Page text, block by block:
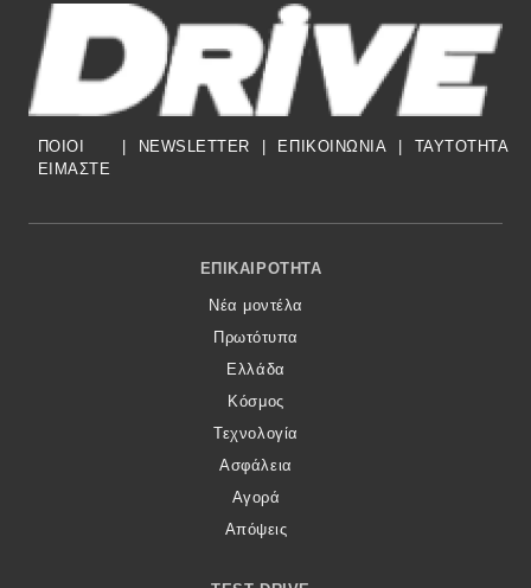
ΠΟΙΟΙ
ΕΙΜΑΣΤΕ
NEWSLETTER ΕΠΙΚΟΙΝΩΝΙΑ TAYTOTHTA
Footer Menu
ΕΠΙΚΑΙΡΌΤΗΤΑ
Νέα μοντέλα
Πρωτότυπα
Ελλάδα
Κόσμος
Τεχνολογία
Ασφάλεια
Αγορά
Απόψεις